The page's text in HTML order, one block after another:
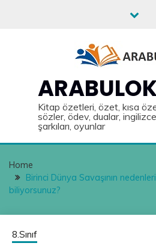
Kitap özetleri, özet, kısa
sözler, ödev, dualar,
şarkıları, oyunlar
Home
Birinci Dünya Savaşının
biliyorsunuz?
8.Sınıf